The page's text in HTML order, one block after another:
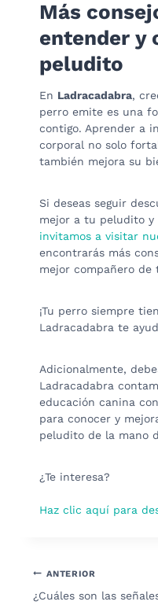
Más
entender y
peludito
En Ladracadabra,
perro emite es una
contigo. Aprender a
corporal no solo
también mejora su
Si deseas seguir
mejor a tu peludito y
invitamos a visitar
encontrarás más
mejor compañero de
¡Tu perro siempre
Ladracadabra te
Adicionalmente,
Ladracadabra
educación canina
para conocer y
peludito de la mano
¿Te interesa?
Haz clic aquí para
Navegación
ANTERIOR
¿Cuáles son las